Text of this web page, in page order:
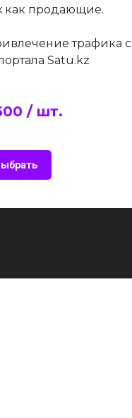
продающие.
трафика с
Satu.kz
/ шт.